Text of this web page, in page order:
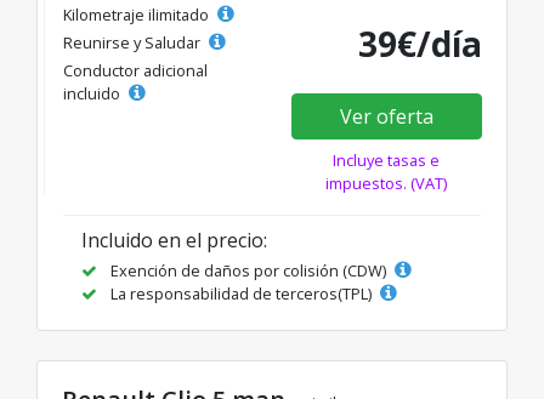
Kilometraje ilimitado
Reunirse y Saludar
Conductor adicional
incluido
39€/día
Ver oferta
Incluye tasas e
impuestos. (VAT)
Incluido en el precio:
Exención de daños por colisión (CDW)
La responsabilidad de terceros(TPL)